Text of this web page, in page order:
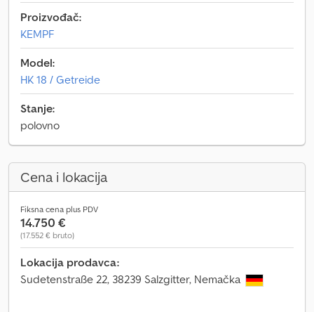
Proizvođač:
KEMPF
Model:
HK 18 / Getreide
Stanje:
polovno
Cena i lokacija
Fiksna cena plus PDV
14.750 €
(17.552 € bruto)
Lokacija prodavca:
Sudetenstraße 22, 38239 Salzgitter, Nemačka